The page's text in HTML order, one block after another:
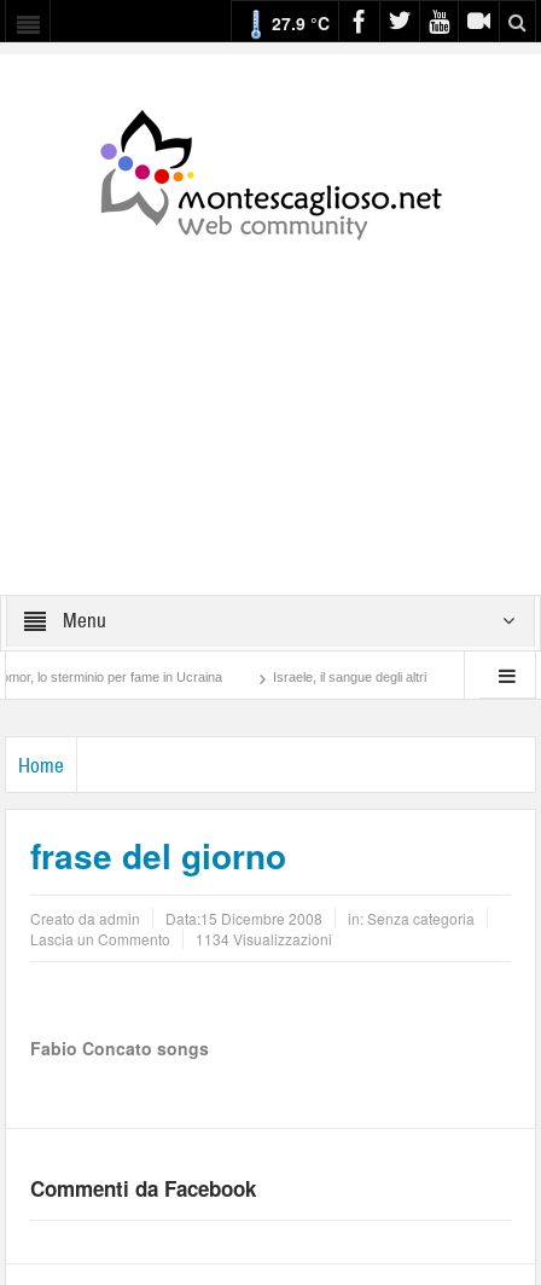
27.9 °C
Menu
sterminio per fame in Ucraina Israele, il sangue degli altri Lotta di classe…
Home
frase del giorno
Creato daadmin Data:15 Dicembre 2008
in: Senza categoria
Lascia un Commento
1134 Visualizzazioni
Fabio Concato songs
Commenti da Facebook